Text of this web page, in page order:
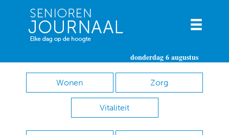
donderdag 6 augustus
Wonen Zorg
Vitaliteit